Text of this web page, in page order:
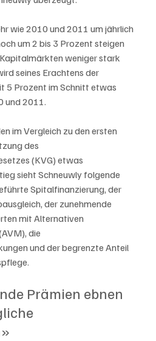
wie 2010 und 2011 um jährlich
um 2 bis 3 Prozent steigen
weniger stark
seines Erachtens der
5 Prozent im Schnitt etwas
und 2011.
im Vergleich zu den ersten
des
(KVG) etwas
sieht Schneuwly folgende
Spitalfinanzierung, der
der zunehmende
mit Alternativen
die
und der begrenzte Anteil
Prämien ebnen